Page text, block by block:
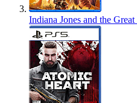
Indiana Jones and the